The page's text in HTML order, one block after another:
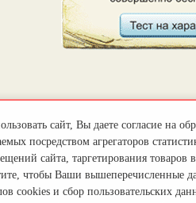
сайт, Вы даете согласие на
посредством агрегаторов
сайта, таргетирования товаров
чтобы Ваши вышеперечисленные
cookies и сбор пользовательских